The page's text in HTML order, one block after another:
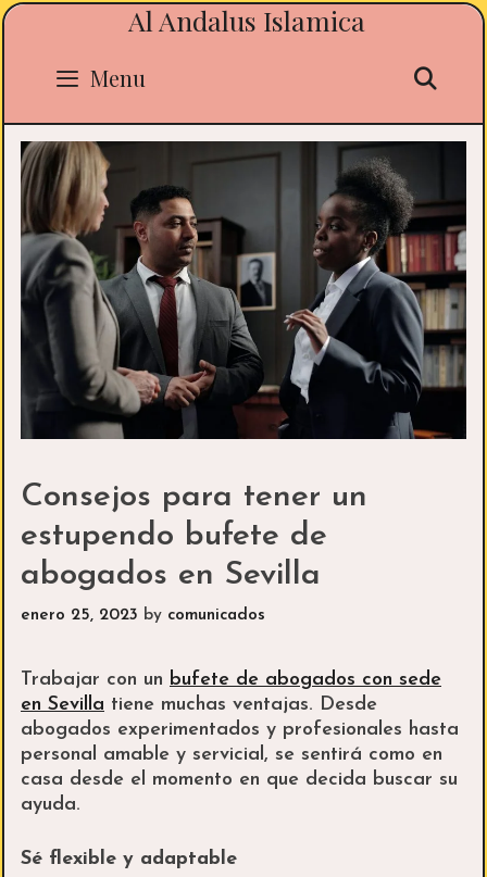
Skip
content
Al Andalus Islamica
Menu
Consejos para tener un
estupendo bufete de
abogados en Sevilla
enero 25, 2023 by comunicados
Trabajar con un bufete de abogados con sede
en Sevilla tiene muchas ventajas. Desde
abogados experimentados y profesionales hasta
personal amable y servicial, se sentirá como en
casa desde el momento en que decida buscar su
ayuda.
Sé flexible y adaptable